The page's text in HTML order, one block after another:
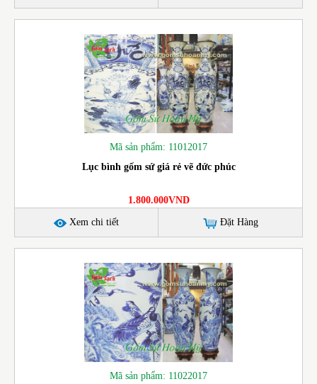
Mã sản phẩm: 11012017
Lục bình gốm sứ giá rẻ vẽ đức phúc
1.800.000VND
Xem chi tiết Đặt Hàng
Mã sản phẩm: 11022017